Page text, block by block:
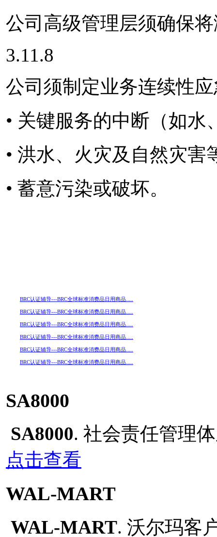
公司高级管理层须确保
3.11.8
公司须制定业务连续性
• 关键服务的中断（如
• 洪水、火灾及自然灾害
• 蓄意污染或破坏。
BRC认证辅导---BRC全球标准消费品日用商品.....
BRC认证辅导---BRC全球标准消费品日用商品.....
BRC认证辅导---BRC全球标准消费品日用商品.....
BRC认证辅导---BRC全球标准消费品日用商品.....
BRC认证辅导---BRC全球标准消费品日用商品.....
BRC认证辅导---BRC全球标准消费品日用商品.....
SA8000
SA8000. 社会责任管理
点击查看
WAL-MART
WAL-MART. 沃尔玛客